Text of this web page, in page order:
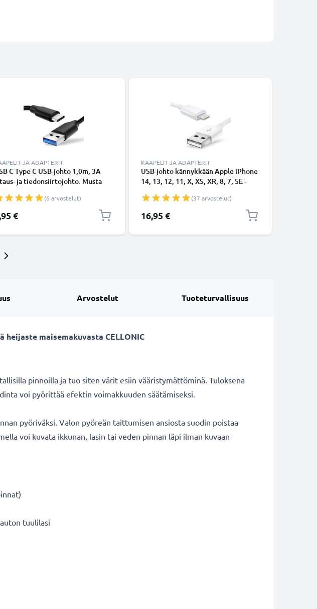
JA ADAPTERIT
C Type C USB-johto 1,0m, 3A
ja tiedonsiirtojohto. Musta
kaapeli
(6 arvostelut)
€
KAAPELIT JA ADAPTERIT
USB-johto kännykkään Apple iPhone
14, 13, 12, 11, X, XS, XR, 8, 7, SE -
Valkoinen datakaapeli(37 arvostelut)
16,95 €
Arvostelut Tuoteturvallisuus
maisemakuvasta CELLONIC
pinnoilla ja tuo siten värit esiin vääristymättöminä. Tuloksena
voi pyörittää efektin voimakkuuden säätämiseksi.
pyöriväksi. Valon pyöreän taittumisen ansiosta suodin poistaa
voi kuvata ikkunan, lasin tai veden pinnan läpi ilman kuvaan
tuulilasi